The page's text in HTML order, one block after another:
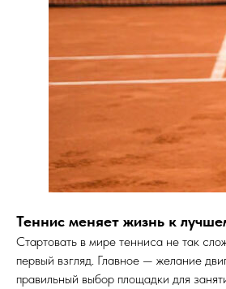
Теннис меняет жизнь к
Стартовать в мире тенниса не так
первый взгляд. Главное — желание
правильный выбор площадки для